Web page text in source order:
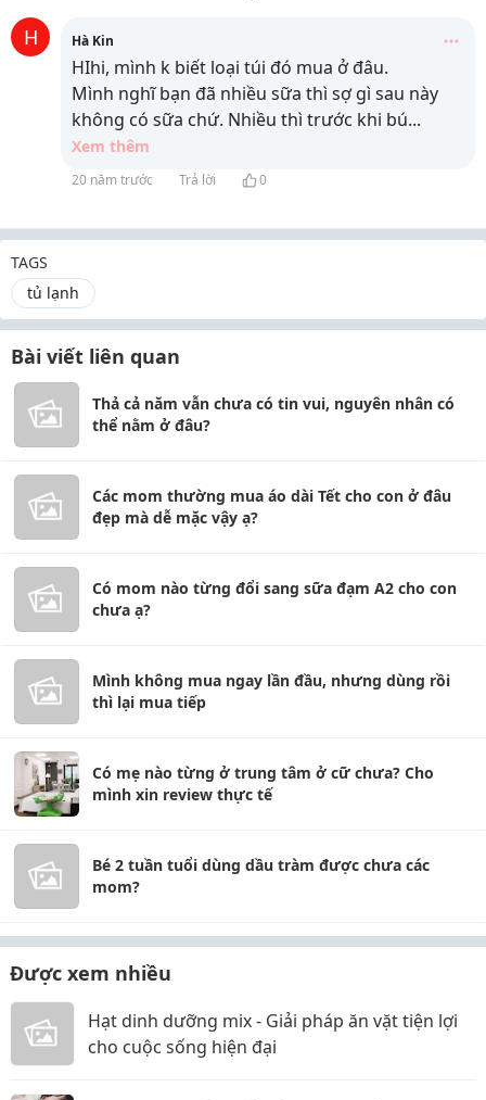
H Hà Kin
HIhi, mình k biết loại túi đó mua ở đâu.
Mình nghĩ bạn đã nhiều sữa thì sợ gì sau này
không có sữa chứ. Nhiều thì trước khi bú...
Xem thêm
20 năm trước Trả lời 0
TAGS
tủ lạnh
Bài viết liên quan
Thả cả năm vẫn chưa có tin vui, nguyên nhân có
thể nằm ở đâu?
Các mom thường mua áo dài Tết cho con ở đâu
đẹp mà dễ mặc vậy ạ?
Có mom nào từng đổi sang sữa đạm A2 cho con
chưa ạ?
Mình không mua ngay lần đầu, nhưng dùng rồi
thì lại mua tiếp
Có mẹ nào từng ở trung tâm ở cữ chưa? Cho
mình xin review thực tế
Bé 2 tuần tuổi dùng dầu tràm được chưa các
mom?
Được xem nhiều
Hạt dinh dưỡng mix - Giải pháp ăn vặt tiện lợi
cho cuộc sống hiện đại